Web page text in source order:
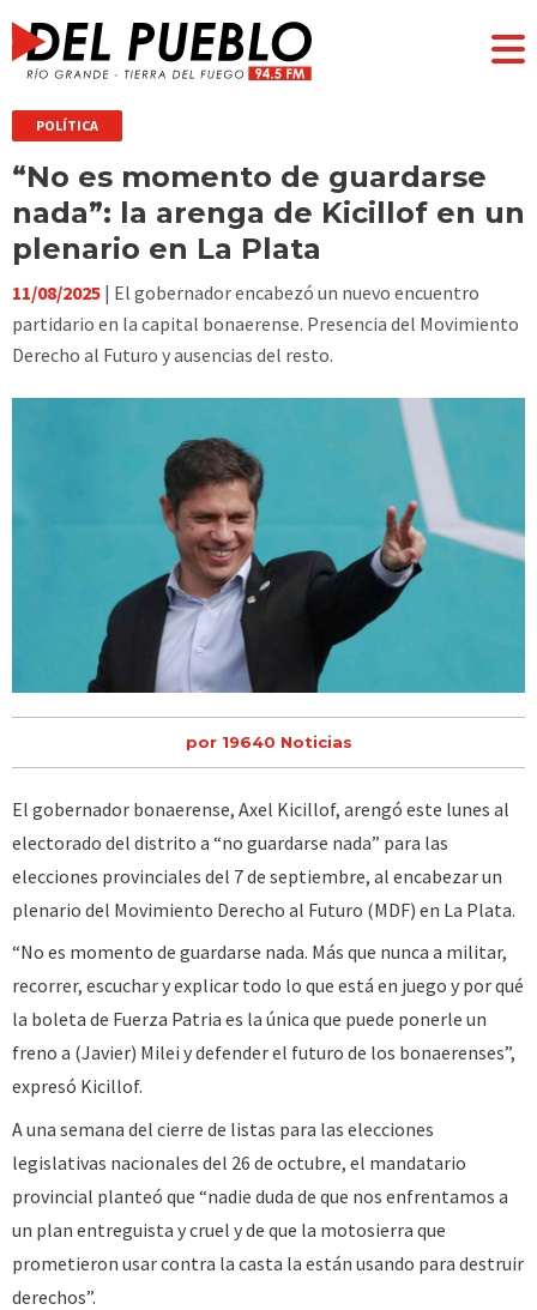
POLÍTICA
“No es momento de guardarse
nada”: la arenga de Kicillof en un
plenario en La Plata
11/08/2025 | El gobernador encabezó un nuevo encuentro
partidario en la capital bonaerense. Presencia del Movimiento
Derecho al Futuro y ausencias del resto.
por 19640 Noticias
El gobernador bonaerense, Axel Kicillof, arengó este lunes al
electorado del distrito a “no guardarse nada” para las
elecciones provinciales del 7 de septiembre, al encabezar un
plenario del Movimiento Derecho al Futuro (MDF) en La Plata.
“No es momento de guardarse nada. Más que nunca a militar,
recorrer, escuchar y explicar todo lo que está en juego y por qué
la boleta de Fuerza Patria es la única que puede ponerle un
freno a (Javier) Milei y defender el futuro de los bonaerenses”,
expresó Kicillof.
A una semana del cierre de listas para las elecciones
legislativas nacionales del 26 de octubre, el mandatario
provincial planteó que “nadie duda de que nos enfrentamos a
un plan entreguista y cruel y de que la motosierra que
prometieron usar contra la casta la están usando para destruir
derechos”.